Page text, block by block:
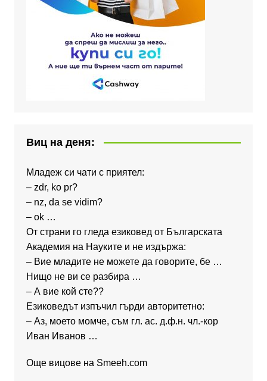
Виц на деня:
Младеж си чати с приятел:
– zdr, ko pr?
– nz, da se vidim?
– ok …
От страни го гледа езиковед от Българската
Академия на Науките и не издържа:
– Вие младите не можете да говорите, бе …
Нищо не ви се разбира …
– А вие кой сте??
Езиковедът изпъчил гърди авторитетно:
– Аз, моето момче, съм гл. ас. д.ф.н. чл.-кор
Иван Иванов …
Още вицове на Smeeh.com